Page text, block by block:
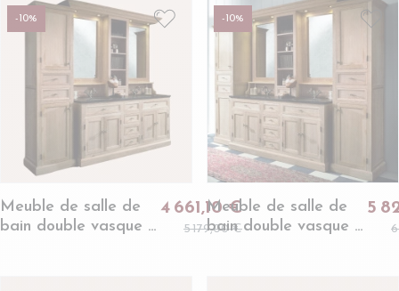
-10%
Meuble de salle de
bain double vasque +
4 661,10 €
5 179,00 €
-10%
Meuble de salle de
bain double vasque +
5